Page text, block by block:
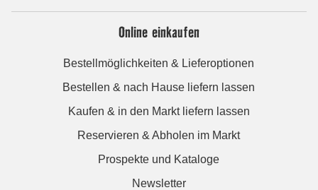
Online einkaufen
Bestellmöglichkeiten & Lieferoptionen
Bestellen & nach Hause liefern lassen
Kaufen & in den Markt liefern lassen
Reservieren & Abholen im Markt
Prospekte und Kataloge
Newsletter